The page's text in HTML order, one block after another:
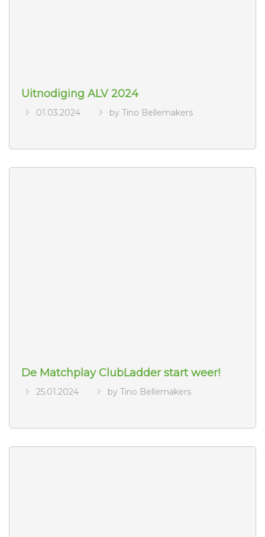
Uitnodiging ALV 2024
01.03.2024 by Tino Bellemakers
De Matchplay ClubLadder start weer!
25.01.2024 by Tino Bellemakers